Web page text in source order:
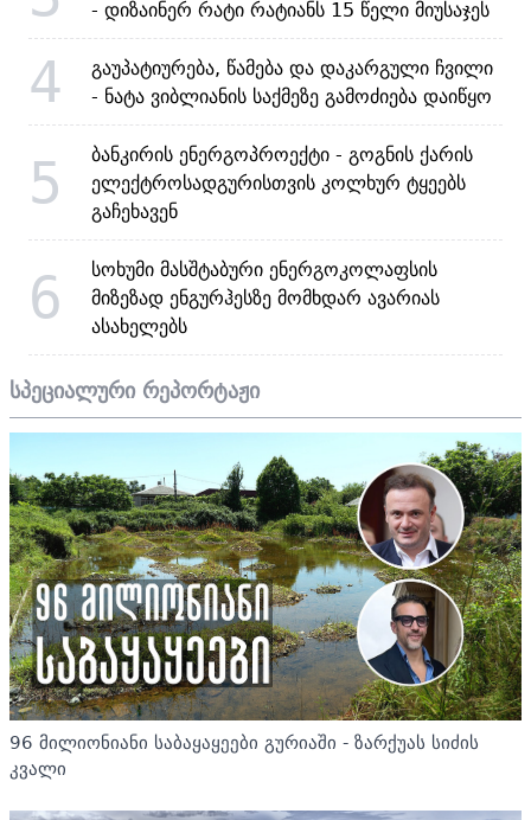
- დიზაინერ რატი რატიანს 15 წელი მიუსაჯეს
4
გაუპატიურება, წამება და დაკარგული ჩვილი
- ნატა ვიბლიანის საქმეზე გამოძიება დაიწყო
5
ბანკირის ენერგოპროექტი - გოგნის ქარის
ელექტროსადგურისთვის კოლხურ ტყეებს
გაჩეხავენ
6
სოხუმი მასშტაბური ენერგოკოლაფსის
მიზეზად ენგურჰესზე მომხდარ ავარიას
ასახელებს
სპეციალური რეპორტაჟი
96 მილიონიანი საბაყაყეები გურიაში - ზარქუას სიძის
კვალი